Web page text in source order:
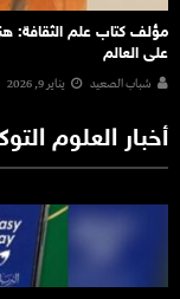
مؤلف كتاب علم الثقافة:
على العالم
شباب الصعيد يناير 9, 2026
أخبار العلوم